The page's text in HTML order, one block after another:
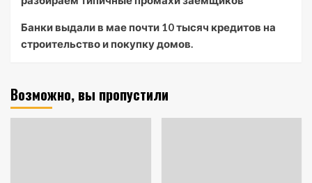
Банки выдали в мае почти 10 тысяч кредитов на
строительство и покупку домов.
Возможно, вы пропустили